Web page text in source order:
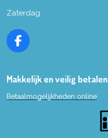
Zaterdag
F
e
o
Makkelijk en veilig betalen
Betaalmogelijkheden online